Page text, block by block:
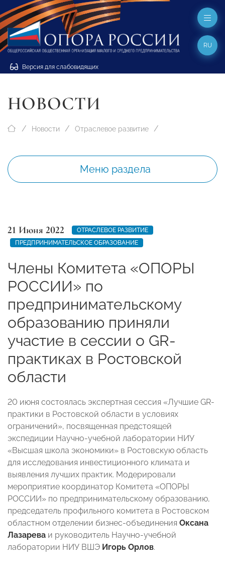
Версия для слабовидящих
RU
НОВОСТИ
Новости Отраслевое развитие
Меню раздела
21 Июня 2022
ОТРАСЛЕВОЕ РАЗВИТИЕ
ПРЕДПРИНИМАТЕЛЬСКОЕ ОБРАЗОВАНИЕ
Члены Комитета «ОПОРЫ
РОССИИ» по
предпринимательскому
образованию приняли
участие в сессии о GR-
практиках в Ростовской
области
20 июня состоялась экспертная сессия «Лучшие GR-
практики в Ростовской области в условиях
ограничений», посвященная предстоящей
экспедиции Научно-учебной лаборатории НИУ
«Высшая школа экономики» в Ростовскую область
для исследования инвестиционного климата и
выявления лучших практик. Модерировали
мероприятие координатор Комитета «ОПОРЫ
РОССИИ» по предпринимательскому образованию,
председатель профильного комитета в Ростовском
областном отделении бизнес-объединения Оксана
Лазарева и руководитель Научно-учебной
лаборатории НИУ ВШЭ Игорь Орлов.